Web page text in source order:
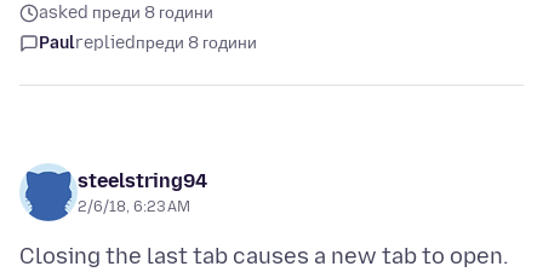
asked преди 8 години
Paulrepliedпреди 8 години
steelstring94
2/6/18, 6:23 AM
Closing the last tab causes a new tab to open.